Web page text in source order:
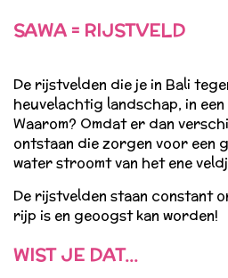
SAWA = RIJSTVELD
De rijstvelden die je in Bali
heuvelachtig landschap, in
Waarom? Omdat er dan
ontstaan die zorgen voor een
water stroomt van het ene
De rijstvelden staan constant
rijp is en geoogst kan worden!
WIST JE DAT...